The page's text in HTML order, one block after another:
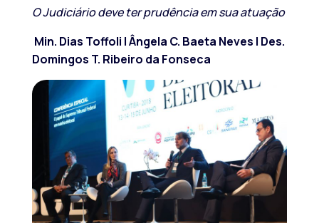
O Judiciário deve ter prudência em sua atuação
Min. Dias Toffoli | Ângela C. Baeta Neves | Des.
Domingos T. Ribeiro da Fonseca